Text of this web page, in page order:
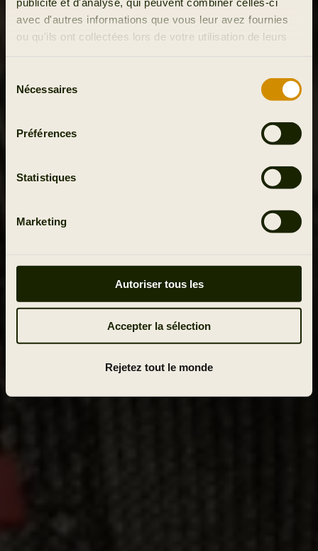
avec d'autres informations que vous leur avez fournies
ou qu'ils ont collectées lors de votre utilisation de leurs
Nécessaires
Préférences
Statistiques
Marketing
Autoriser tous les
Accepter la sélection
Rejetez tout le monde